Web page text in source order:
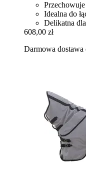
Przechowuje
Idealna do
Delikatna
608,00 zł
Darmowa dostawa